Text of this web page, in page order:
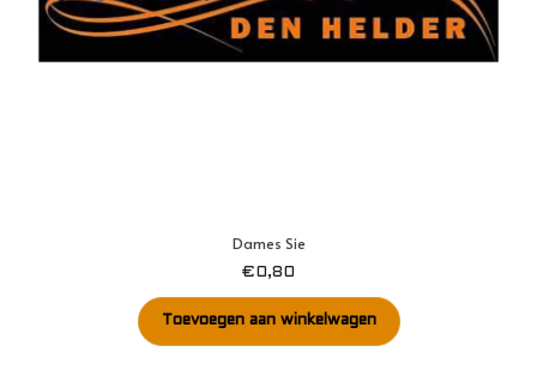
Dames Sie
€0,80
Toevoegen aan winkelwagen